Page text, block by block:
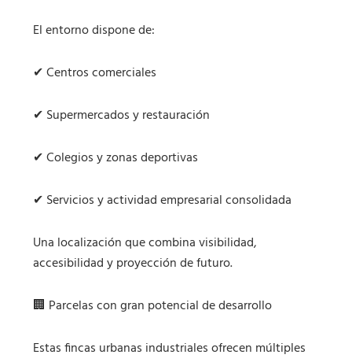
El entorno dispone de:
✔ Centros comerciales
✔ Supermercados y restauración
✔ Colegios y zonas deportivas
✔ Servicios y actividad empresarial consolidada
Una localización que combina visibilidad,
accesibilidad y proyección de futuro.
🏢 Parcelas con gran potencial de desarrollo
Estas fincas urbanas industriales ofrecen múltiples